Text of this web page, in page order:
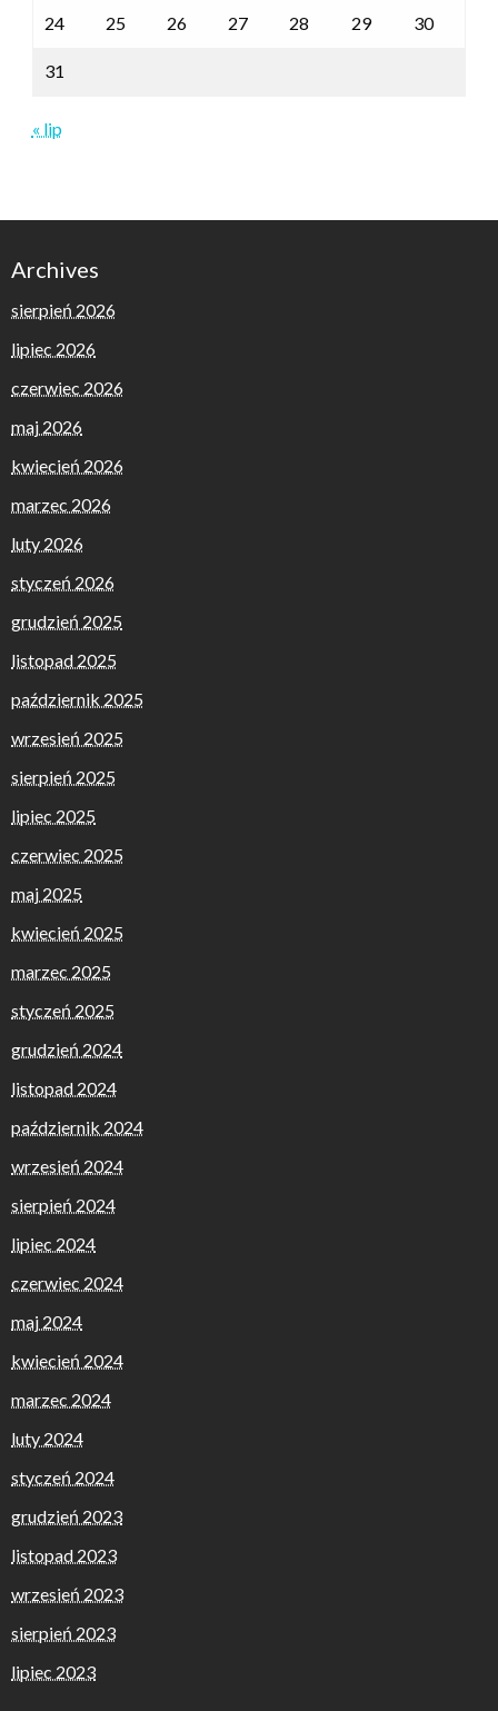
24 25 26 27 28 29 30
31
« lip
Archives
sierpień 2026
lipiec 2026
czerwiec 2026
maj 2026
kwiecień 2026
marzec 2026
luty 2026
styczeń 2026
grudzień 2025
listopad 2025
październik 2025
wrzesień 2025
sierpień 2025
lipiec 2025
czerwiec 2025
maj 2025
kwiecień 2025
marzec 2025
styczeń 2025
grudzień 2024
listopad 2024
październik 2024
wrzesień 2024
sierpień 2024
lipiec 2024
czerwiec 2024
maj 2024
kwiecień 2024
marzec 2024
luty 2024
styczeń 2024
grudzień 2023
listopad 2023
wrzesień 2023
sierpień 2023
lipiec 2023